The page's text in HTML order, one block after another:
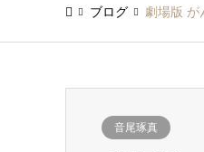
ブログ 劇場版 が
音尾琢真